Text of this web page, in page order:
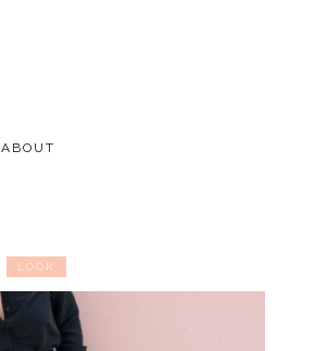
ABOUT
LOOK